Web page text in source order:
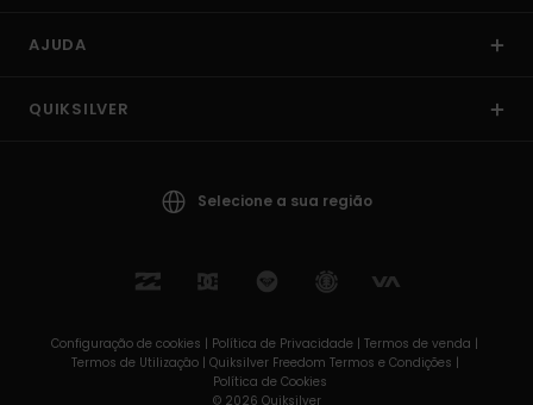
AJUDA
QUIKSILVER
Selecione a sua região
Configuração de cookies | Política de Privacidade | Termos de venda |
Termos de Utilizaçâo | Quiksilver Freedom Termos e Condições |
Política de Cookies
© 2026 Quiksilver